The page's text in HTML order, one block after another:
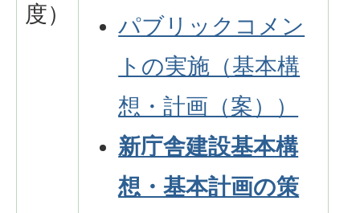
度）
パブリックコメン
トの実施（基本構
想・計画（案））
新庁舎建設基本構
想・基本計画の策